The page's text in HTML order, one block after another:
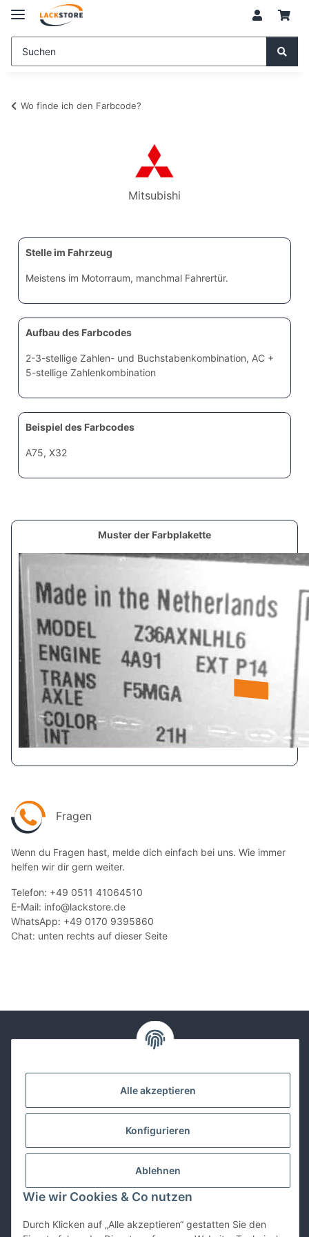
Alle akzeptieren
Konfigurieren
Ablehnen
Wie wir Cookies & Co nutzen
Durch Klicken auf „Alle akzeptieren“ gestatten Sie den
Wo finde ich den Farbcode?
Mitsubishi
Stelle im Fahrzeug
Meistens im Motorraum, manchmal Fahrertür.
Aufbau des Farbcodes
2-3-stellige Zahlen- und Buchstabenkombination, AC +
5-stellige Zahlenkombination
Beispiel des Farbcodes
A75, X32
Muster der Farbplakette
Fragen
Wenn du Fragen hast, melde dich einfach bei uns. Wie immer
helfen wir dir gern weiter.
Telefon: +49 0511 41064510
E-Mail: info@lackstore.de
WhatsApp: +49 0170 9395860
Chat: unten rechts auf dieser Seite
Vertrag widerrufen